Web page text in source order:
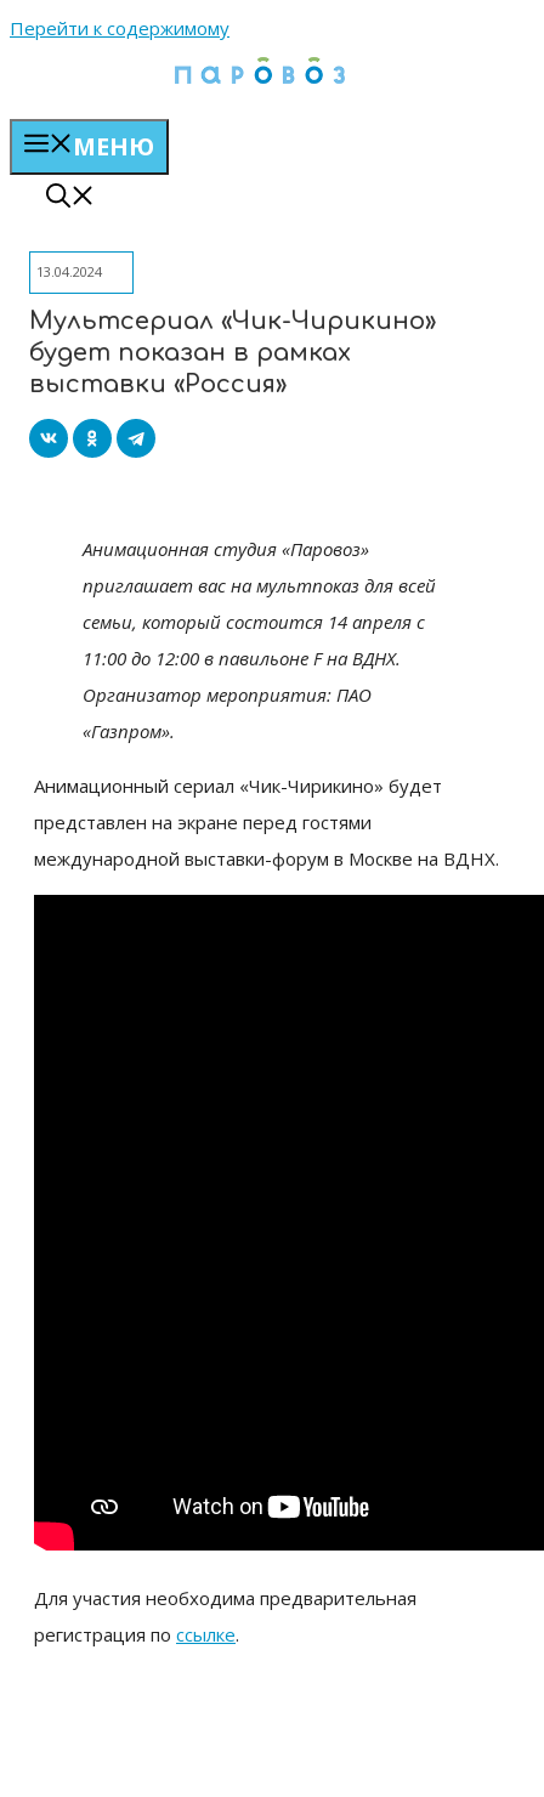
Перейти к содержимому
МЕНЮ
Мультсериал «Чик-Чирикино»
будет показан в рамках
выставки «Россия»
13.04.2024
Анимационная студия «Паровоз»
приглашает вас на мультпоказ для всей
семьи, который состоится 14 апреля с
11:00 до 12:00 в павильоне F на ВДНХ.
Организатор мероприятия: ПАО
«Газпром».
Анимационный сериал «Чик-Чирикино» будет
представлен на экране перед гостями
международной выставки-форум в Москве на ВДНХ.
Для участия необходима предварительная
регистрация по ссылке.